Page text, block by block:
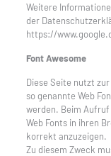
Weitere
der
https://
Font Awesome
Diese Seite nutzt
so genannte Web
werden. Beim
Web Fonts in ihren
korrekt anzuzeigen.
Zu diesem Zweck